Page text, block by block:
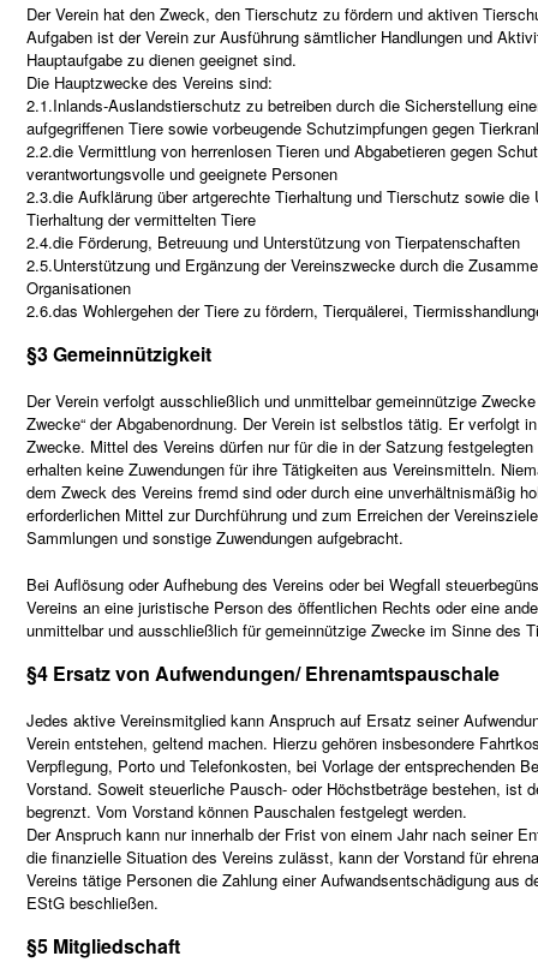
Der Verein hat den Zweck, den Tierschutz zu fördern und aktiven
Aufgaben ist der Verein zur Ausführung sämtlicher Handlungen und
Hauptaufgabe zu dienen geeignet sind.
Die Hauptzwecke des Vereins sind:
2.1.Inlands-Auslandstierschutz zu betreiben durch die Sicherstellung
aufgegriffenen Tiere sowie vorbeugende Schutzimpfungen gegen
2.2.die Vermittlung von herrenlosen Tieren und Abgabetieren gegen
verantwortungsvolle und geeignete Personen
2.3.die Aufklärung über artgerechte Tierhaltung und Tierschutz sowie die
Tierhaltung der vermittelten Tiere
2.4.die Förderung, Betreuung und Unterstützung von Tierpatenschaften
2.5.Unterstützung und Ergänzung der Vereinszwecke durch die
Organisationen
2.6.das Wohlergehen der Tiere zu fördern, Tierquälerei,
§3 Gemeinnützigkeit
Der Verein verfolgt ausschließlich und unmittelbar gemeinnützige
Zwecke“ der Abgabenordnung. Der Verein ist selbstlos tätig. Er verfolgt
Zwecke. Mittel des Vereins dürfen nur für die in der Satzung
erhalten keine Zuwendungen für ihre Tätigkeiten aus Vereinsmitteln.
dem Zweck des Vereins fremd sind oder durch eine unverhältnismäßig
erforderlichen Mittel zur Durchführung und zum Erreichen der
Sammlungen und sonstige Zuwendungen aufgebracht.
Bei Auflösung oder Aufhebung des Vereins oder bei Wegfall
Vereins an eine juristische Person des öffentlichen Rechts oder eine
unmittelbar und ausschließlich für gemeinnützige Zwecke im Sinne des
§4 Ersatz von Aufwendungen/ Ehrenamtspauschale
Jedes aktive Vereinsmitglied kann Anspruch auf Ersatz seiner
Verein entstehen, geltend machen. Hierzu gehören insbesondere
Verpflegung, Porto und Telefonkosten, bei Vorlage der entsprechenden
Vorstand. Soweit steuerliche Pausch- oder Höchstbeträge bestehen, ist
begrenzt. Vom Vorstand können Pauschalen festgelegt werden.
Der Anspruch kann nur innerhalb der Frist von einem Jahr nach seiner
die finanzielle Situation des Vereins zulässt, kann der Vorstand für
Vereins tätige Personen die Zahlung einer Aufwandsentschädigung aus
EStG beschließen.
§5 Mitgliedschaft